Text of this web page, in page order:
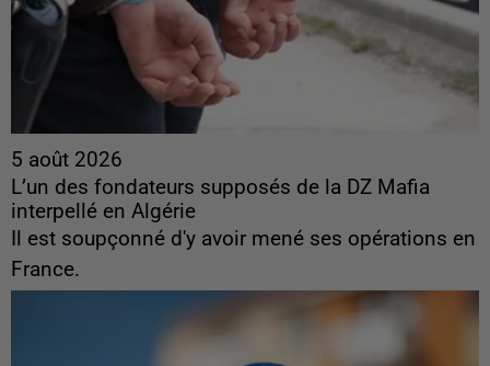
5 août 2026
L’un des fondateurs supposés de la DZ Mafia
interpellé en Algérie
Il est soupçonné d'y avoir mené ses opérations en
France.